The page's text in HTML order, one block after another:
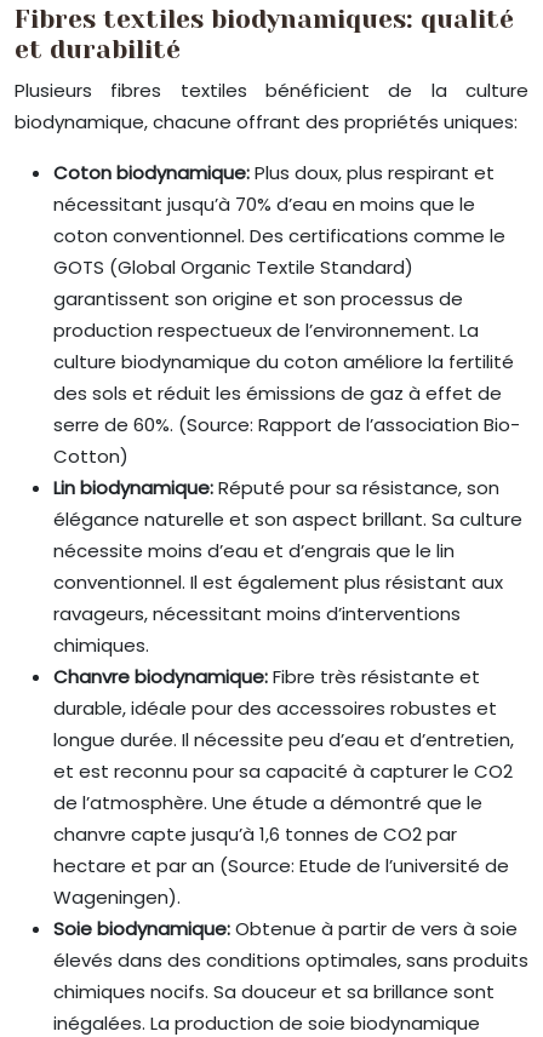
Fibres textiles biodynamiques: qualité
et durabilité
Plusieurs fibres textiles bénéficient de la culture
biodynamique, chacune offrant des propriétés uniques:
Coton biodynamique:Plus doux, plus respirant et
nécessitant jusqu’à 70% d’eau en moins que le
coton conventionnel. Des certifications comme le
GOTS (Global Organic Textile Standard)
garantissent son origine et son processus de
production respectueux de l’environnement. La
culture biodynamique du coton améliore la fertilité
des sols et réduit les émissions de gaz à effet de
serre de 60%. (Source: Rapport de l’association Bio-
Cotton)
Lin biodynamique:Réputé pour sa résistance, son
élégance naturelle et son aspect brillant. Sa culture
nécessite moins d’eau et d’engrais que le lin
conventionnel. Il est également plus résistant aux
ravageurs, nécessitant moins d’interventions
chimiques.
Chanvre biodynamique:Fibre très résistante et
durable, idéale pour des accessoires robustes et
longue durée. Il nécessite peu d’eau et d’entretien,
et est reconnu pour sa capacité à capturer le CO2
de l’atmosphère. Une étude a démontré que le
chanvre capte jusqu’à 1,6 tonnes de CO2 par
hectare et par an (Source: Etude de l’université de
Wageningen).
Soie biodynamique:Obtenue à partir de vers à soie
élevés dans des conditions optimales, sans produits
chimiques nocifs. Sa douceur et sa brillance sont
inégalées. La production de soie biodynamique